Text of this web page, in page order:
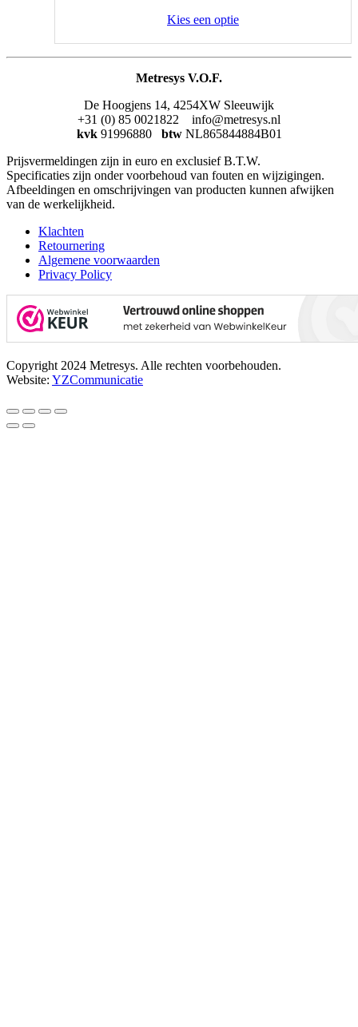
Kies een optie
Metresys V.O.F.
De Hoogjens 14, 4254XW Sleeuwijk
+31 (0) 85 0021822 info@metresys.nl
kvk 91996880 btw NL865844884B01
Prijsvermeldingen zijn in euro en exclusief B.T.W.
Specificaties zijn onder voorbehoud van fouten en wijzigingen.
Afbeeldingen en omschrijvingen van producten kunnen afwijken
van de werkelijkheid.
Klachten
Retournering
Algemene voorwaarden
Privacy Policy
Copyright 2024 Metresys. Alle rechten voorbehouden.
Website: YZCommunicatie